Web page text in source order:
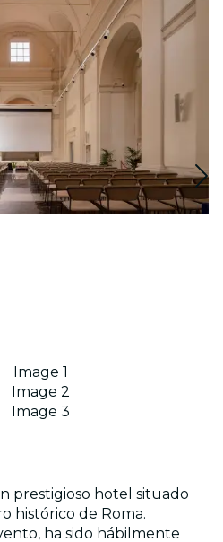
Image 1
Image 2
Image 3
prestigioso hotel situado
histórico de Roma.
ha sido hábilmente